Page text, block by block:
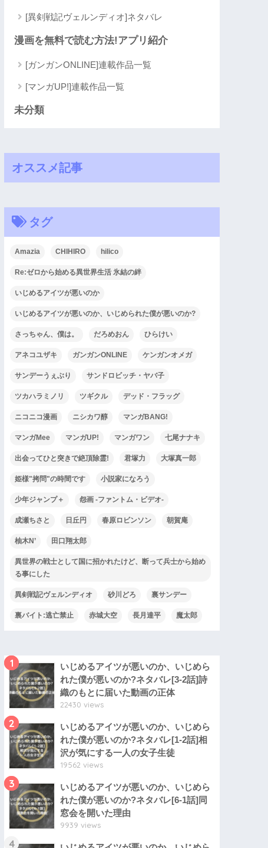
[異剣戦記ヴェルンディオ]ネタバレ
漫画を無料で読む方法!アプリ紹介
[ガンガンONLINE]連載作品一覧
[マンガUP!]連載作品一覧
未分類
オススメ記事
タグ
Amazia CHIHIRO hilico
Re:ゼロから始める異世界生活 氷結の絆
いじめるアイツが悪いのか
いじめるアイツが悪いのか、いじめられた僕が悪いのか?
さっちゃん、僕は。 だろめおん ひらけい
アネコユザキ ガンガンONLINE ケンガンオメガ
サンデーうぇぶり サンドロビッチ・ヤバ子
ツカハラミノリ ツギクル デッド・フラッグ
ニコニコ漫画 ニシカワ醇 マンガBANG!
マンガMee マンガUP! マンガワン 七尾ナナキ
出会ってひと突きで絶頂除霊! 君塚力 大塚真一郎
姫様"拷問"の時間です 小説家になろう
少年ジャンプ＋ 怨画 -ファントム・ビデオ-
成瀬ちさと 日丘円 春原ロビンソン 朝賀庵
柚木N’ 田口翔太郎
異世界の戦士として国に招かれたけど、断って兵士から始め
る事にした
異剣戦記ヴェルンディオ 砂川どろ 裏サンデー
裏バイト:逃亡禁止 赤城大空 長月達平 魔太郎
1
いじめるアイツが悪いのか、いじめら
れた僕が悪いのか?ネタバレ[3-2話]詩
織のもとに届いた動画の正体
22430 views
2
いじめるアイツが悪いのか、いじめら
れた僕が悪いのか?ネタバレ[1-2話]相
沢が気にする一人の女子生徒
19562 views
3
いじめるアイツが悪いのか、いじめら
れた僕が悪いのか?ネタバレ[6-1話]同
窓会を開いた理由
9939 views
4